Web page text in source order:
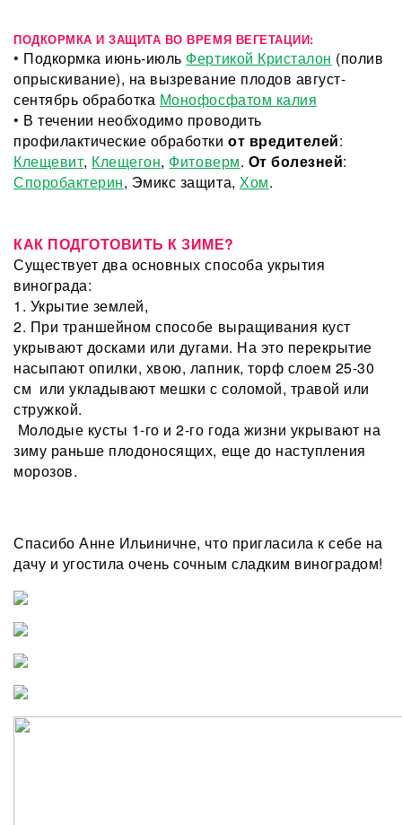
ПОДКОРМКА И ЗАЩИТА ВО ВРЕМЯ ВЕГЕТАЦИИ:
• Подкормка июнь-июль Фертикой Кристалон (полив
опрыскивание), на вызревание плодов август-
сентябрь обработка Монофосфатом калия
• В течении необходимо проводить
профилактические обработкиот вредителей:
Клещевит, Клещегон, Фитоверм. От болезней:
Споробактерин, Эмикс защита,Хом.
КАК ПОДГОТОВИТЬ К ЗИМЕ?
Существует два основных способа укрытия
винограда:
1. Укрытие землей,
2. При траншейном способе выращивания куст
укрывают досками или дугами. На это перекрытие
насыпают опилки, хвою, лапник, торф слоем 25-30
см или укладывают мешки с соломой, травой или
стружкой.
Молодые кусты 1-го и 2-го года жизни укрывают на
зиму раньше плодоносящих, еще до наступления
морозов.
Спасибо Анне Ильиничне, что пригласила к себе на
дачу и угостила очень сочным сладким виноградом!